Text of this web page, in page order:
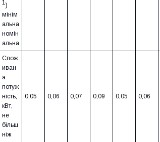
1)
мінім
альна
номін
альна
Спож
иван
а
потуж
ність,
кВт,
не
більш
ніж
0,05 0,06 0,07 0,09 0,05 0,06